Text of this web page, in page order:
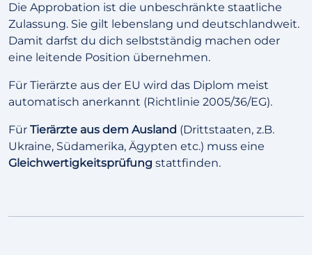
Die Approbation ist die unbeschränkte staatliche
Zulassung. Sie gilt lebenslang und deutschlandweit.
Damit darfst du dich selbstständig machen oder
eine leitende Position übernehmen.
Für Tierärzte aus der EU wird das Diplom meist
automatisch anerkannt (Richtlinie 2005/36/EG).
Für Tierärzte aus dem Ausland (Drittstaaten, z.B.
Ukraine, Südamerika, Ägypten etc.) muss eine
Gleichwertigkeitsprüfung stattfinden.